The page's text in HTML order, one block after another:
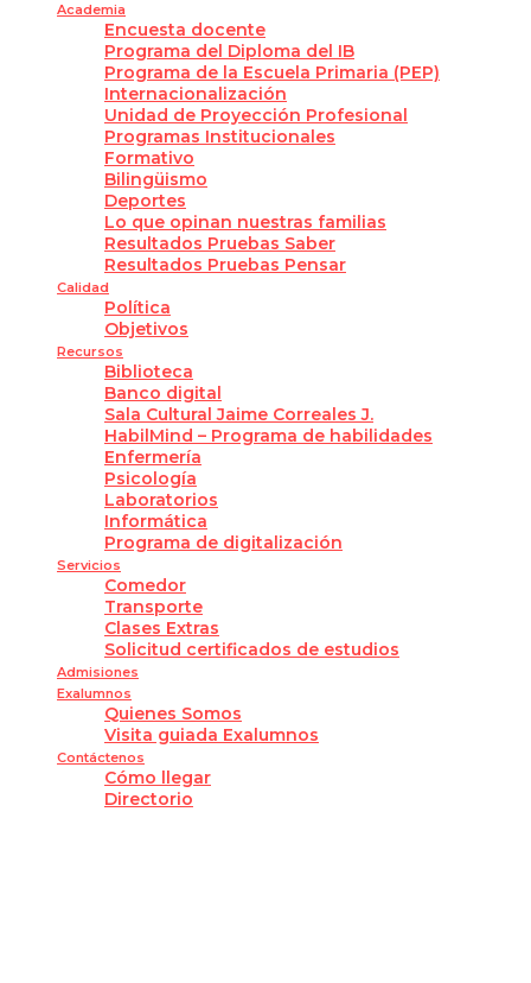
Academia
Encuesta docente
Programa del Diploma del IB
Programa de la Escuela Primaria (PEP)
Internacionalización
Unidad de Proyección Profesional
Programas Institucionales
Formativo
Bilingüismo
Deportes
Lo que opinan nuestras familias
Resultados Pruebas Saber
Resultados Pruebas Pensar
Calidad
Política
Objetivos
Recursos
Biblioteca
Banco digital
Sala Cultural Jaime Correales J.
HabilMind – Programa de habilidades
Enfermería
Psicología
Laboratorios
Informática
Programa de digitalización
Servicios
Comedor
Transporte
Clases Extras
Solicitud certificados de estudios
Admisiones
Exalumnos
Quienes Somos
Visita guiada Exalumnos
Contáctenos
Cómo llegar
Directorio